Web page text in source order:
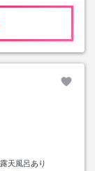
露天風呂あり